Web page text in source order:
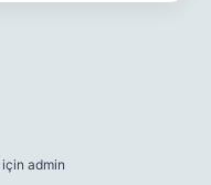
için admin